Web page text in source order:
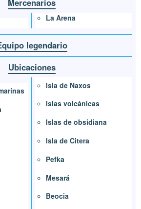
La Arena
legendario
Ubicaciones
Isla de Naxos
Islas volcánicas
Islas de obsidiana
Isla de Citera
Pefka
Mesará
Beocia